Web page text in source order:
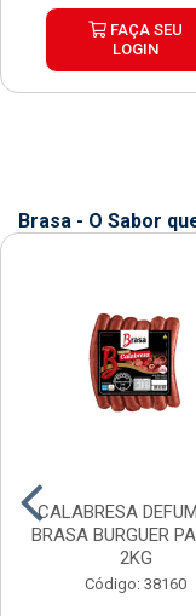
FAÇA SEU
LOGIN
Brasa - O Sabor
CALABRESA
BRASA BURGUER
2KG
Código: 38160